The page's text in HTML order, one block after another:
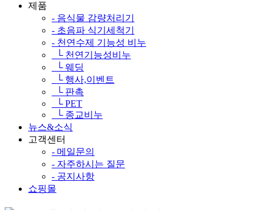
제품
- 음식물 감량처리기
- 초음파 식기세척기
- 천연수제 기능성 비누
└ 천연기능성비누
└ 웨딩
└ 행사,이벤트
└ 판촉
└ PET
└ 종교비누
뉴스&소식
고객센터
- 메일문의
- 자주하시는 질문
- 공지사항
쇼핑몰